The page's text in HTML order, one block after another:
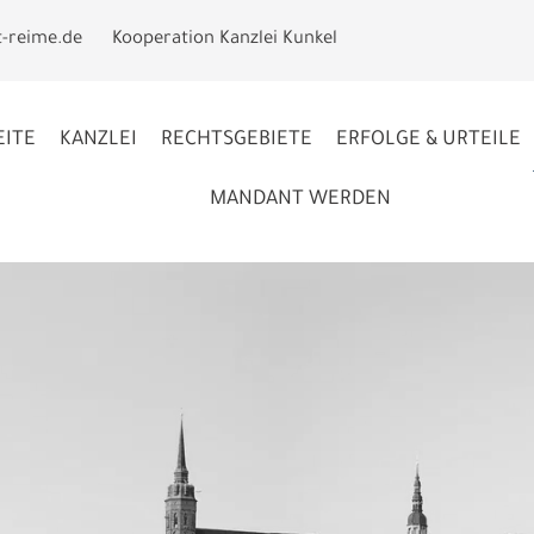
reime.de Kooperation Kanzlei Kunkel
KANZLEI RECHTSGEBIETE ERFOLGE & URTEILE
MANDANT WERDEN